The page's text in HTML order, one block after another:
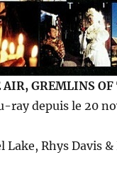
GREMLINS OF
ray depuis le 20
Lake, Rhys Davis